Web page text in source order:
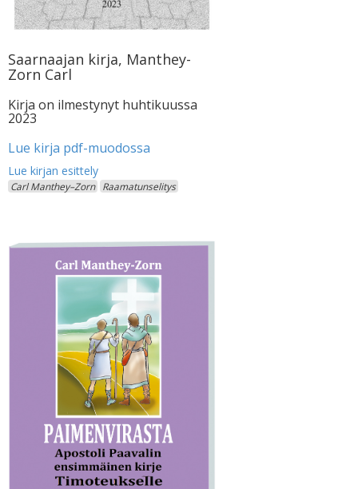
Saarnaajan kirja, Manthey-
Zorn Carl
Kirja on ilmestynyt huhtikuussa
2023
Lue kirja pdf-muodossa
Carl Manthey–Zorn Raamatunselitys